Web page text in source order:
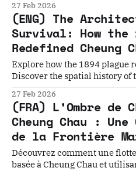
27 Feb 2026
(ENG) The
Survival: How the
Redefined Cheung
Explore how the 1894 plague
Discover the spatial history of
27 Feb 2026
(FRA) L’Ombre de
Cheung Chau : Une
de la Frontière
Découvrez comment une
basée à Cheung Chau et